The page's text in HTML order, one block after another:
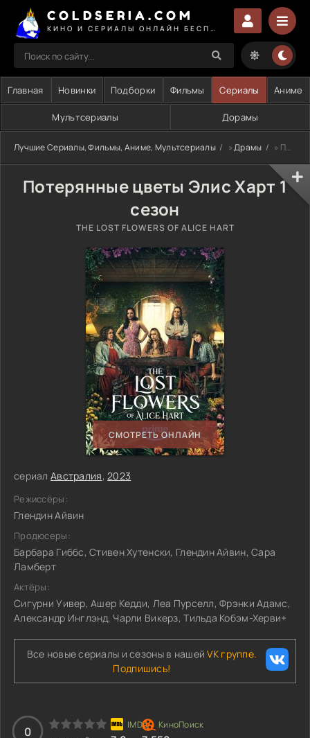
COLDSERIA.COM
Главная Новинки Подборки Фильмы Сериалы Аниме
Мультсериалы Дорамы
Лучшие Сериалы, Фильмы, Аниме, Мультсериалы »Драмы » Потерянные цветы Элис Харт 1 сезон
Потерянные цветы Элис Харт 1
сезон
THE LOST FLOWERS OF ALICE HART
СМОТРЕТЬ ОНЛАЙН
сериал Австралия,2023
Режиссёры:
Глендин Айвин
Продюсеры:
Барбара Гиббс, Стивен Хутенски, Глендин Айвин, Сара
Ламберт
Актёры:
Сигурни Уивер, Ашер Кедди, Леа Пурселл, Фрэнки Адамс,
Александр Инглэнд, Чарли Викерз, Тильда Кобэм-Херви+
Все новые сериалы и сезоны в нашейVK группе.
Подпишись!
0